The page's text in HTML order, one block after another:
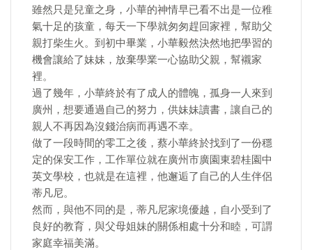
雖然只是兒童之身，小華的神情早已看不出是一位稚
氣十足的孩童，每天一下學就匆匆趕回家裡，幫助父
親打柴生火。到初中畢業，小華毅然決然地把學習的
機會讓給了妹妹，放棄學業一心協助父親，幫襯家
裡。
過了幾年，小華終於有了成人的體魄，孤身一人來到
廣州，想要通過自己的努力，供妹妹讀書，讓自己的
親人不再因為沒錢治病而再遇不幸。
做了一段時間的零工之後，蔡小華終於找到了一份穩
定的保安工作，工作單位就在廣州市廣園東碧桂園中
英文學校，也就是在這裡，他邂逅了自己的人生伴侶
蒂凡尼。
然而，與他不同的是，蒂凡尼家境優越，自小受到了
良好的教育，與父母姐妹的關係相處十分和睦，可謂
家庭幸福美滿。